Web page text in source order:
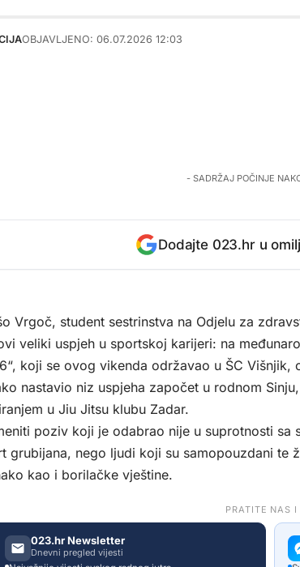
OBJAVLJENO: 06.07.2026 12:03
- SADRŽAJ POČINJE
Dodajte 023.hr u
Vrgoč, student sestrinstva na Odjelu za
veliki uspjeh u sportskoj karijeri: na
koji se ovog vikenda održavao u ŠC
nastavio niz uspjeha započet u rodnom
u Jiu Jitsu klubu Zadar.
poziv koji je odabrao nije u suprotnosti
grubijana, nego ljudi koji su samopouzdani te
kao i borilačke vještine.
PRATITE NAS I
023.hr Newsletter
Dnevni pregled vijesti